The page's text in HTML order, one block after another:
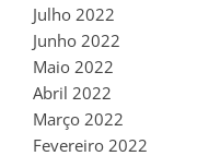
Julho 2022
Junho 2022
Maio 2022
Abril 2022
Março 2022
Fevereiro 2022